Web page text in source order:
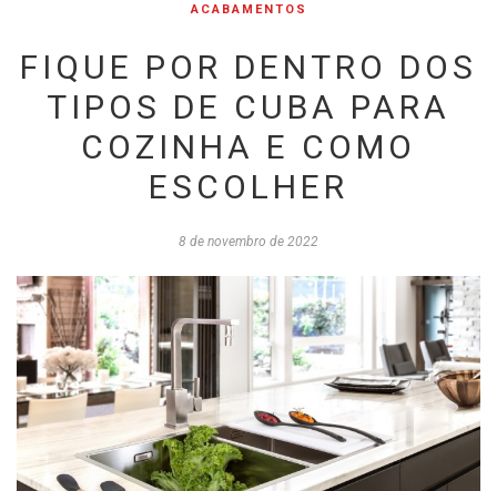
ACABAMENTOS
FIQUE POR DENTRO DOS
TIPOS DE CUBA PARA
COZINHA E COMO
ESCOLHER
8 de novembro de 2022